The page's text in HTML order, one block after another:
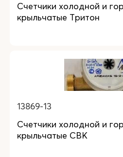
Счетчики холодной и
крыльчатые Тритон
13869-13
Счетчики холодной и
крыльчатые СВК